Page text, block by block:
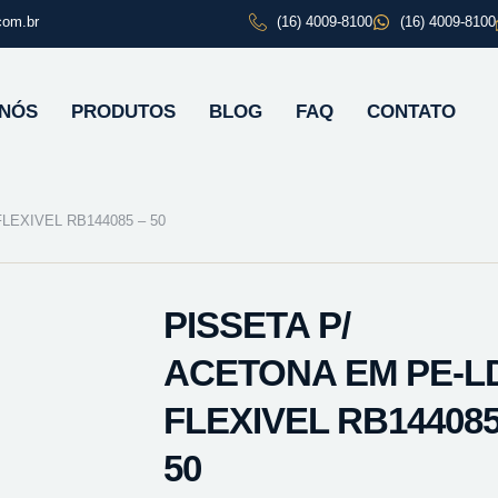
(16) 4009-8100 (16) 4009-8100
PRODUTOS BLOG FAQ CONTATO
RB144085 – 50
PISSETA P/
ACETONA EM PE-
FLEXIVEL
50